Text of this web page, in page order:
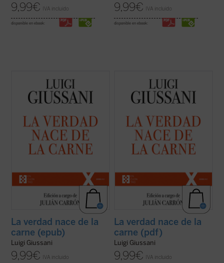
9,99€ IVA incluido
disponible en ebook:
9,99€ IVA incluido
disponible en ebook:
El presente volumen recoge las lecciones
pronunciadas por don Luigi Giussani en los
Ejercicios Espirituales de la Fraternidad de
Comunión y Liberación --y los diálogos
consecuentes--, celebrados entre 1988 y
¿Qué es el cristianismo ...(ver ficha)
La verdad nace de la
carne (epub)
Luigi Giussani
9,99€ IVA incluido
El presente volumen recoge las lecciones
pronunciadas por don Luigi Giussani en los
Ejercicios Espirituales de la Fraternidad de
Comunión y Liberación --y los diálogos
consecuentes--, celebrados entre 1988 y
¿Qué es el cristianismo ...(ver ficha)
La verdad nace de la
carne (pdf)
Luigi Giussani
9,99€ IVA incluido